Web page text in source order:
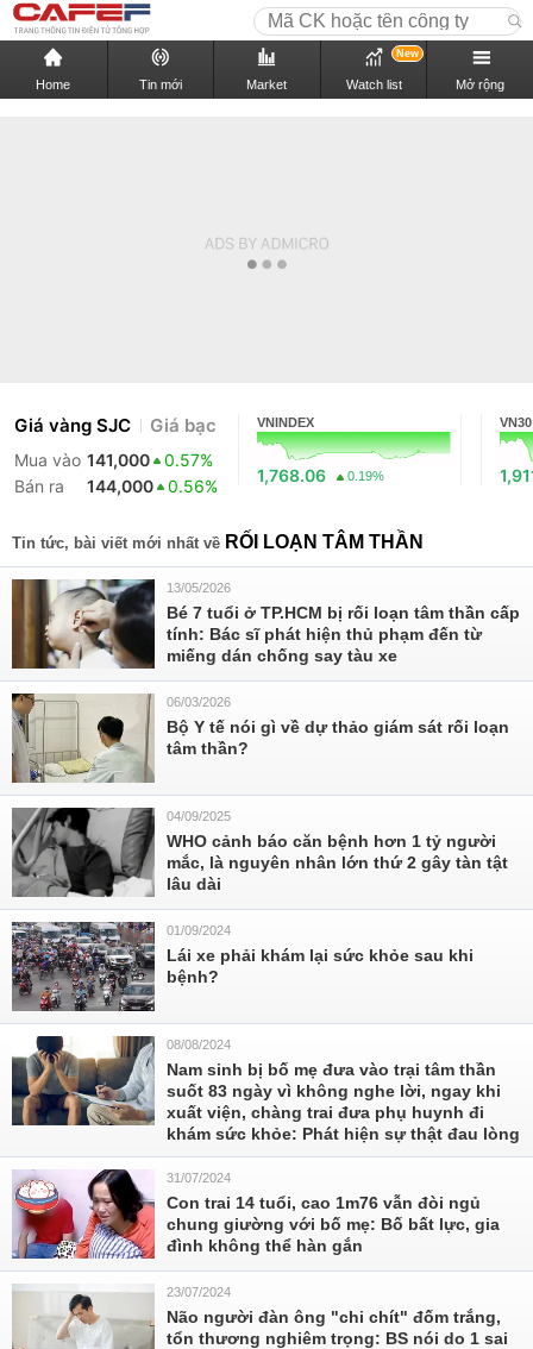
Home Tin mới Market Watch list
New
Mở rộng
Giá vàng SJC Giá bạc
Mua vào 141,000
0.57%
Bán ra
144,000 0.56%
VNINDEX
1,768.06 0.19%
VN30
Tin tức, bài viết mới nhất về RỐI LOẠN TÂM THẦN
13/05/2026
Bé 7 tuổi ở TP.HCM bị rối loạn tâm thần cấp
tính: Bác sĩ phát hiện thủ phạm đến từ
miếng dán chống say tàu xe
06/03/2026
Bộ Y tế nói gì về dự thảo giám sát rối loạn
tâm thần?
04/09/2025
WHO cảnh báo căn bệnh hơn 1 tỷ người
mắc, là nguyên nhân lớn thứ 2 gây tàn tật
lâu dài
01/09/2024
Lái xe phải khám lại sức khỏe sau khi
bệnh?
08/08/2024
Nam sinh bị bố mẹ đưa vào trại tâm thần
suốt 83 ngày vì không nghe lời, ngay khi
xuất viện, chàng trai đưa phụ huynh đi
khám sức khỏe: Phát hiện sự thật đau lòng
31/07/2024
Con trai 14 tuổi, cao 1m76 vẫn đòi ngủ
chung giường với bố mẹ: Bố bất lực, gia
đình không thể hàn gắn
23/07/2024
Não người đàn ông "chi chít" đốm trắng,
tổn thương nghiêm trọng: BS nói do 1 sai